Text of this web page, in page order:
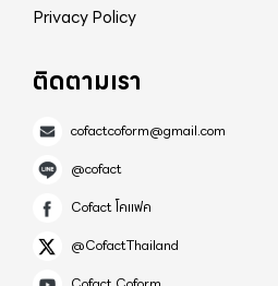
Privacy Policy
ติดตามเรา
cofactcoform@gmail.com
@cofact
Cofact โคแฟค
@CofactThailand